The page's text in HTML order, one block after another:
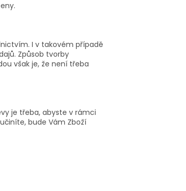
I v takovém případě
Způsob tvorby
však je, že není třeba
je třeba, abyste v rámci
bude Vám Zboží